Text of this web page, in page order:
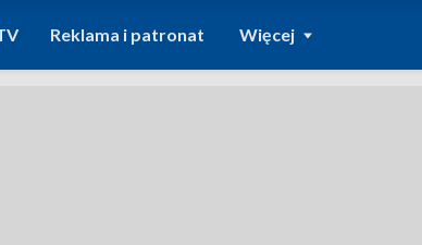
Reklama i patronat Więcej